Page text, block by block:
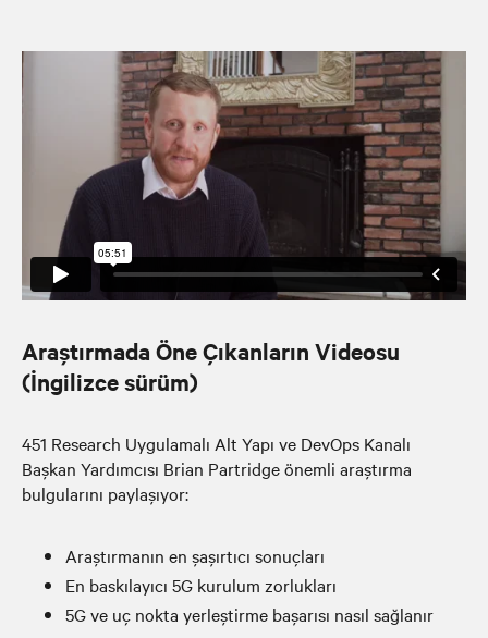
Araştırmada Öne Çıkanların Videosu
(İngilizce sürüm)
451 Research Uygulamalı Alt Yapı ve DevOps Kanalı
Başkan Yardımcısı Brian Partridge önemli araştırma
bulgularını paylaşıyor:
Araştırmanın en şaşırtıcı sonuçları
En baskılayıcı 5G kurulum zorlukları
5G ve uç nokta yerleştirme başarısı nasıl sağlanır